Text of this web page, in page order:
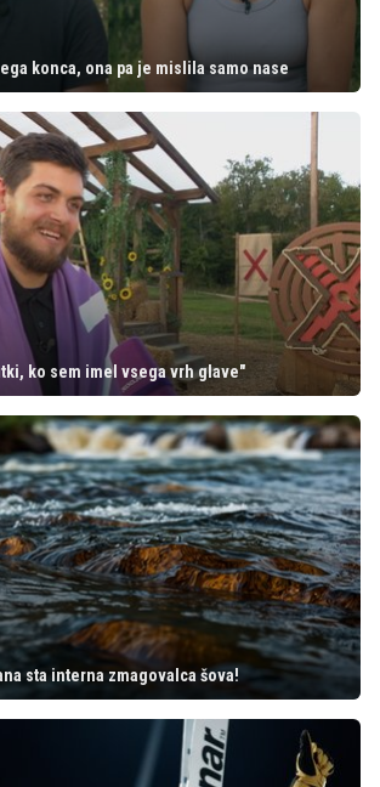
konca, ona pa je mislila samo nase
ko sem imel vsega vrh glave"
sta interna zmagovalca šova!